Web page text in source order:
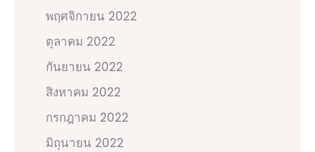
พฤศจิกายน 2022
ตุลาคม 2022
กันยายน 2022
สิงหาคม 2022
กรกฎาคม 2022
มิถุนายน 2022